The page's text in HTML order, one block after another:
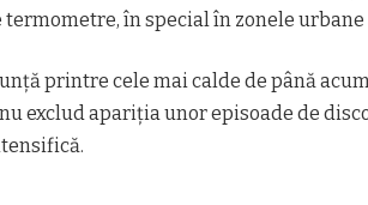
în special în zonele urbane
printre cele mai calde de până
exclud apariția unor episoade de